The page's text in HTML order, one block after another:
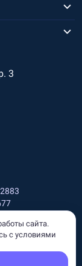
3
офертой.
сайта.
с условиями